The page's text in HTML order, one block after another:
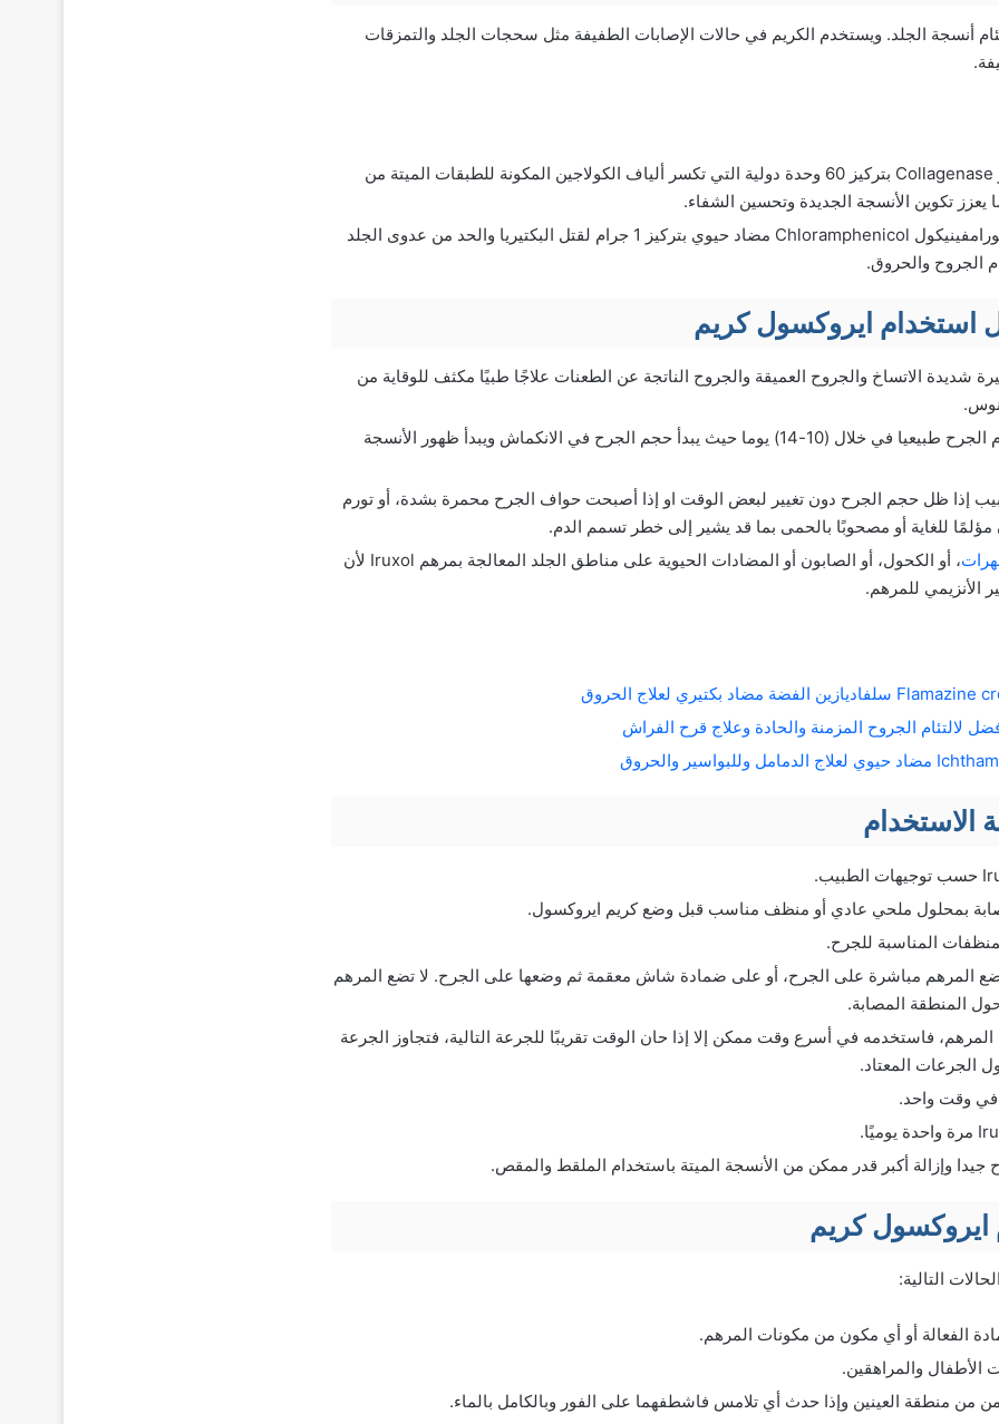
أنسجة الجلد. ويستخدم الكريم في حالات الإصابات الطفيفة مثل سحجات الجلد والتمزقات
إنزيمات الكولاجيناز Collagenase بتركيز 60 وحدة دولية التي تكسر ألياف الكولاجين المكونة للطبقات الميتة من
يعزز تكوين الأنسجة الجديدة وتحسين الشفاء.
كما يحتوي على كلورامفينيكول Chloramphenicol مضاد حيوي بتركيز 1 جرام لقتل البكتيريا والحد من عدوى الجلد
الجروح والحروق.
استخدام ايروكسول كريم
شديدة الاتساخ والجروح العميقة والجروح الناتجة عن الطعنات علاجًا طبيًا مكثف للوقاية من
عادة ما يحدث التئام الجرح طبيعيا في خلال (10-14) يوما حيث يبدأ حجم الجرح في الانكماش ويبدأ ظهور الأنسجة
إذا ظل حجم الجرح دون تغيير لبعض الوقت او إذا أصبحت حواف الجرح محمرة بشدة، أو تورم
مؤلمًا للغاية أو مصحوبًا بالحمى بما قد يشير إلى خطر تسمم الدم.
، أو الكحول، أو الصابون أو المضادات الحيوية على مناطق الجلد المعالجة بمرهم Iruxol لأن
الأنزيمي للمرهم.
الاستخدام
بمحلول ملحي عادي أو منظف مناسب قبل وضع كريم ايروكسول.
المناسبة للجرح.
المرهم مباشرة على الجرح، أو على ضمادة شاش معقمة ثم وضعها على الجرح. لا تضع المرهم
المنطقة المصابة.
فاستخدمه في أسرع وقت ممكن إلا إذا حان الوقت تقريبًا للجرعة التالية، فتجاوز الجرعة
الجرعات المعتاد.
في وقت واحد.
وإزالة أكبر قدر ممكن من الأنسجة الميتة باستخدام الملقط والمقص.
ايروكسول كريم
التالية:
الفعالة أو أي مكون من مكونات المرهم.
الأطفال والمراهقين.
من منطقة العينين وإذا حدث أي تلامس فاشطفهما على الفور وبالكامل بالماء.